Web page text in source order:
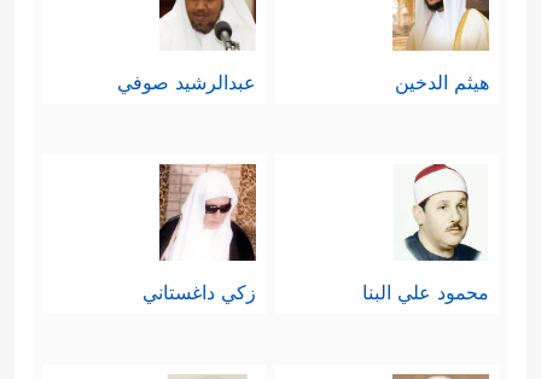
هيثم الدخين عبدالرشيد صوفي
محمود علي البنا زكي داغستاني